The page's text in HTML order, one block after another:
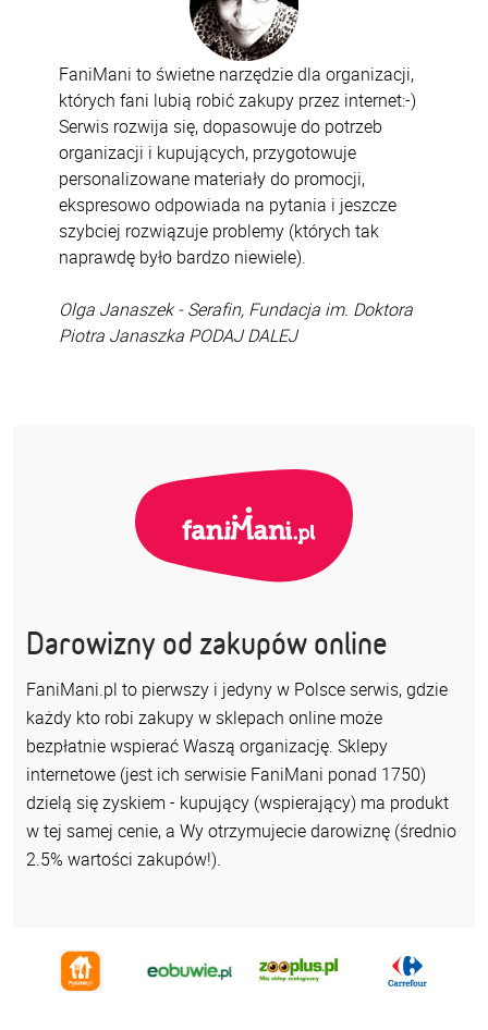
FaniMani to świetne narzędzie dla organizacji,
których fani lubią robić zakupy przez internet:-)
Serwis rozwija się, dopasowuje do potrzeb
organizacji i kupujących, przygotowuje
personalizowane materiały do promocji,
ekspresowo odpowiada na pytania i jeszcze
szybciej rozwiązuje problemy (których tak
naprawdę było bardzo niewiele).
Olga Janaszek - Serafin, Fundacja im. Doktora
Piotra Janaszka PODAJ DALEJ
Darowizny od zakupów online
FaniMani.pl to pierwszy i jedyny w Polsce serwis, gdzie
każdy kto robi zakupy w sklepach online może
bezpłatnie wspierać Waszą organizację. Sklepy
internetowe (jest ich serwisie FaniMani ponad 1750)
dzielą się zyskiem - kupujący (wspierający) ma produkt
w tej samej cenie, a Wy otrzymujecie darowiznę (średnio
2.5% wartości zakupów!).